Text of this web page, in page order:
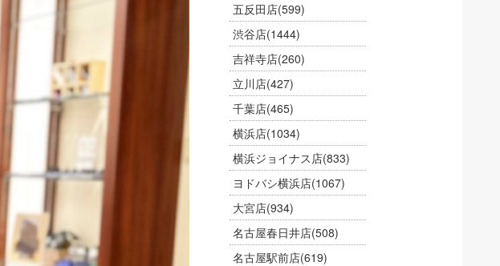
五反田店(599)
渋谷店(1444)
吉祥寺店(260)
立川店(427)
千葉店(465)
横浜店(1034)
横浜ジョイナス店(833)
ヨドバシ横浜店(1067)
大宮店(934)
名古屋春日井店(508)
名古屋駅前店(619)